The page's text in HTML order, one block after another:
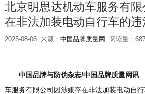
北京明思达机动车服务有
在非法加装电动自行车的
2025-08-06 来源： 中国品牌质量网 阅读量：
中国品牌与防伪杂志/中国品牌质量网讯
车服务有限公司因涉嫌存在非法加装电动自